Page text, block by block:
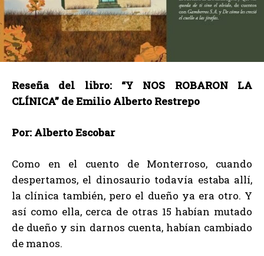
Reseña del libro: “Y NOS ROBARON LA
CLÍNICA” de Emilio Alberto Restrepo
Por: Alberto Escobar
Como en el cuento de Monterroso, cuando
despertamos, el dinosaurio todavía estaba allí,
la clínica también, pero el dueño ya era otro. Y
así como ella, cerca de otras 15 habían mutado
de dueño y sin darnos cuenta, habían cambiado
de manos.